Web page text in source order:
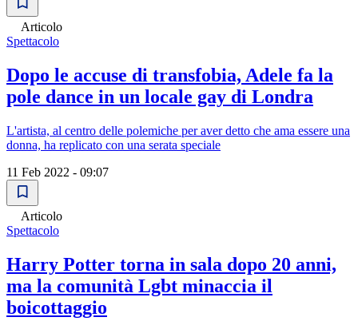
Articolo
Spettacolo
Dopo le accuse di transfobia, Adele fa la
pole dance in un locale gay di Londra
L'artista, al centro delle polemiche per aver detto che ama essere una
donna, ha replicato con una serata speciale
11 Feb 2022 - 09:07
Articolo
Spettacolo
Harry Potter torna in sala dopo 20 anni,
ma la comunità Lgbt minaccia il
boicottaggio